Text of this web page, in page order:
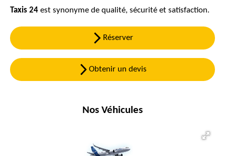
Taxis 24 est synonyme de qualité, sécurité et satisfaction.
Réserver
Obtenir un devis
Nos Véhicules